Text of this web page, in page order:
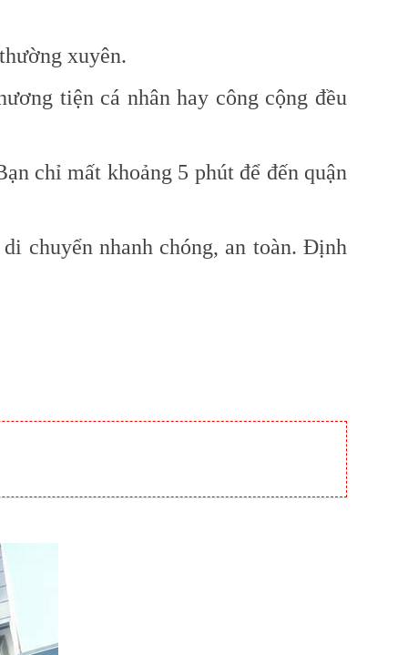
xuyên.
tiện cá nhân hay công cộng đều
chỉ mất khoảng 5 phút để đến quận
chuyển nhanh chóng, an toàn. Định